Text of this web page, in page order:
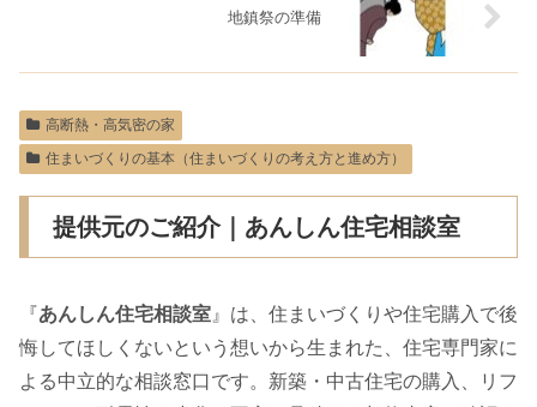
地鎮祭の準備
高断熱・高気密の家
住まいづくりの基本（住まいづくりの考え方と進め方）
提供元のご紹介｜あんしん住宅相談室
『あんしん住宅相談室 』は、住まいづくりや住宅購入で後
悔してほしくないという想いから生まれた、住宅専門家に
よる中立的な相談窓口です。新築・中古住宅の購入、リフ